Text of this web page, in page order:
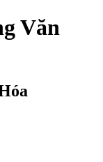
Văn